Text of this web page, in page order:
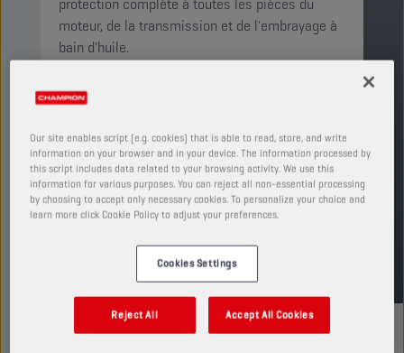
protection complète à toutes les pièces du
moteur, de la transmission et de l'embrayage à
bain d'huile.
Voir les formats et conditionnements
TROUVER UN POINT DE VENTE
Our site enables script (e.g. cookies) that is able to read, store, and write
information on your browser and in your device. The information processed by
this script includes data related to your browsing activity. We use this
information for various purposes. You can reject all non-essential processing
by choosing to accept only necessary cookies. To personalize your choice and
learn more click Cookie Policy to adjust your preferences.
Cookies Settings
Reject All Accept All Cookies